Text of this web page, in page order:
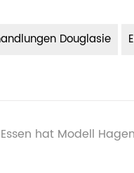
hat Modell
Douglasie